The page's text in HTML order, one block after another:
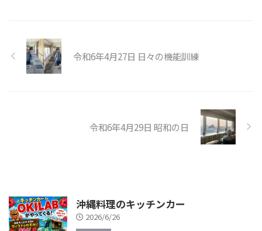
令和6年4月27日 日々の機能訓練
令和6年4月29日 昭和の日
沖縄料理のキッチンカー
2026/6/26